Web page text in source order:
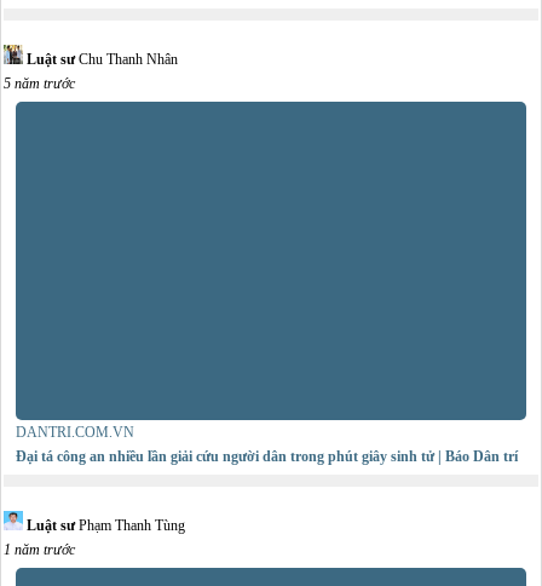
Luật sưChu Thanh Nhân
5 năm trước
DANTRI.COM.VN
Đại tá công an nhiều lần giải cứu người dân trong phút giây sinh tử | Báo Dân trí
Luật sưPhạm Thanh Tùng
1 năm trước